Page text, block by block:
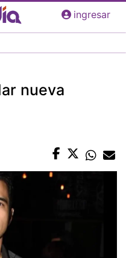
ingresar
nueva